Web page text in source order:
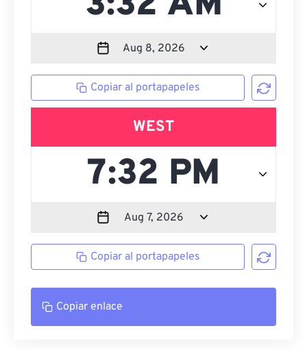
Copiar al portapapeles
WEST
Copiar al portapapeles
Copiar enlace